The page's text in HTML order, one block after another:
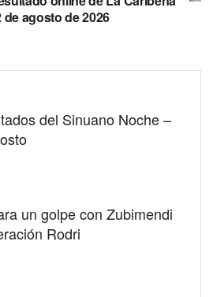
agosto de 2026
del Sinuano Noche –
un golpe con Zubimendi
Rodri